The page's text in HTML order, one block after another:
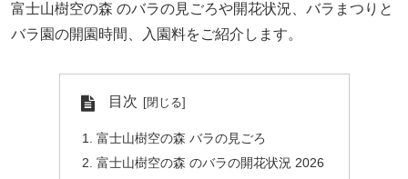
富士山樹空の森 のバラの見ごろや開花状況、バラまつりと
バラ園の開園時間、入園料をご紹介します。
目次
富士山樹空の森 バラの見ごろ
富士山樹空の森 のバラの開花状況 2026